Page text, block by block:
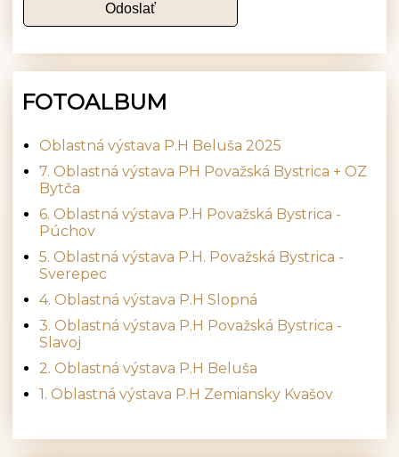
FOTOALBUM
Oblastná výstava P.H Beluša 2025
7. Oblastná výstava PH Považská Bystrica + OZ
Bytča
6. Oblastná výstava P.H Považská Bystrica -
Púchov
5. Oblastná výstava P.H. Považská Bystrica -
Sverepec
4. Oblastná výstava P.H Slopná
3. Oblastná výstava P.H Považská Bystrica -
Slavoj
2. Oblastná výstava P.H Beluša
1. Oblastná výstava P.H Zemiansky Kvašov